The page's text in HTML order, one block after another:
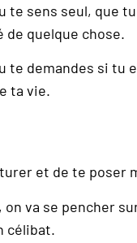
te sens seul, que tu
de quelque chose.
te demandes si tu
ta vie.
et de te poser
va se pencher
célibat.